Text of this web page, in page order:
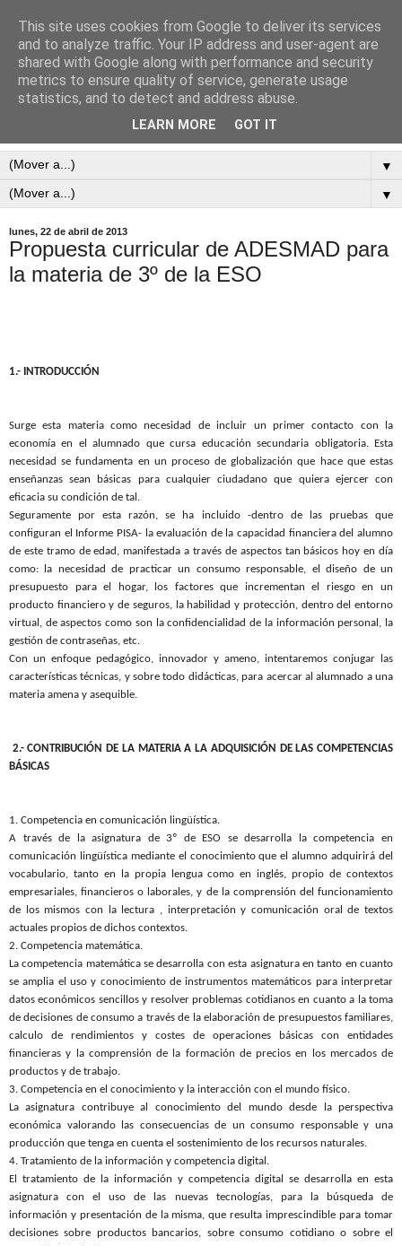
▼
▼
lunes, 22 de abril de 2013
Propuesta curricular de ADESMAD para
la materia de 3º de la ESO
1.- INTRODUCCIÓN
Surge esta materia como necesidad de incluir un primer contacto con la
economía en el alumnado que cursa educación secundaria obligatoria. Esta
necesidad se fundamenta en un proceso de globalización que hace que estas
enseñanzas sean básicas para cualquier ciudadano que quiera ejercer con
eficacia su condición de tal.
Seguramente por esta razón, se ha incluido -dentro de las pruebas que
configuran el Informe PISA- la evaluación de la capacidad financiera del alumno
de este tramo de edad, manifestada a través de aspectos tan básicos hoy en día
como: la necesidad de practicar un consumo responsable, el diseño de un
presupuesto para el hogar, los factores que incrementan el riesgo en un
producto financiero y de seguros, la habilidad y protección, dentro del entorno
virtual, de aspectos como son la confidencialidad de la información personal, la
gestión de contraseñas, etc.
Con un enfoque pedagógico, innovador y ameno, intentaremos conjugar las
características técnicas, y sobre todo didácticas, para acercar al alumnado a una
materia amena y asequible.
2.- CONTRIBUCIÓN DE LA MATERIA A LA ADQUISICIÓN DELAS COMPETENCIAS
BÁSICAS
1. Competencia en comunicación lingüística.
A través de la asignatura de 3º de ESO se desarrolla la competencia en
comunicación lingüística mediante el conocimiento que el alumno adquirirá del
vocabulario, tanto en la propia lengua como en inglés, propio de contextos
empresariales, financieros o laborales, y de la comprensión del funcionamiento
de los mismos con la lectura , interpretación y comunicación oral de textos
actuales propios de dichos contextos.
2. Competencia matemática.
La competencia matemática se desarrolla con esta asignatura en tanto en cuanto
se amplia el uso y conocimiento de instrumentos matemáticos para interpretar
datos económicos sencillos y resolver problemas cotidianos en cuanto a la toma
de decisiones de consumo a través de la elaboración de presupuestos familiares,
calculo de rendimientos y costes de operaciones básicas con entidades
financieras y la comprensión de la formación de precios en los mercados de
productos y de trabajo.
3. Competencia en el conocimiento y la interacción con el mundo físico.
La asignatura contribuye al conocimiento del mundo desde la perspectiva
económica valorando las consecuencias de un consumo responsable y una
producción que tenga en cuenta el sostenimiento de los recursos naturales.
4. Tratamiento de la información y competencia digital.
El tratamiento de la información y competencia digital se desarrolla en esta
asignatura con el uso de las nuevas tecnologías, para la búsqueda de
información y presentación de la misma, que resulta imprescindible para tomar
decisiones sobre productos bancarios, sobre consumo cotidiano o sobre el
This site uses cookies from Google to deliver its services
and to analyze traffic. Your IP address and user-agent are
shared with Google along with performance and security
metrics to ensure quality of service, generate usage
statistics, and to detect and address abuse.
LEARN MORE GOT IT